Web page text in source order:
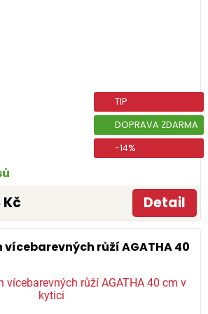
TIP
DOPRAVA ZDARMA
-14%
Kč Detail
růží AGATHA 40